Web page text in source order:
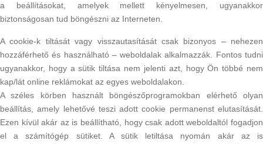
a beállításokat, amelyek mellett kényelmesen, ugyanakkor
biztonságosan tud böngészni az Interneten.
A cookie-k tiltását vagy visszautasítását csak bizonyos – nehezen
hozzáférhető és használható – weboldalak alkalmazzák. Fontos tudni
ugyanakkor, hogy a sütik tiltása nem jelenti azt, hogy Ön többé nem
kap/lát online reklámokat az egyes weboldalakon.
A széles körben használt böngészőprogramokban elérhető olyan
beállítás, amely lehetővé teszi adott cookie permanenst elutasítását.
Ezen kívül akár az is beállítható, hogy csak adott weboldaltól fogadjon
el a számítógép sütiket. A sütik letiltása nyomán akár az is